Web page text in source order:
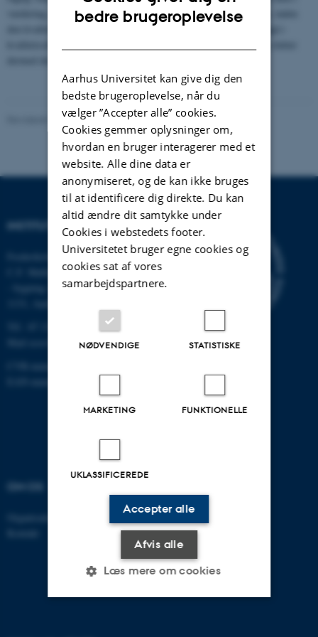
vurdering, kan du få adgang til at se og kommentere vurderingen, inden
den kvalitetssikres endeligt. Dine eventuelle kommentarer vil indgå i
Revideret 03.09.2024 Else Vihlborg Staalsen
INSTITUT FOR ECOSCIENCE
Frederiksborgvej 399, Roskilde
C.F. Møllers Allé,
- bygning 1110, 1120, 1130 &
OM OS
Roskilde
Aarhus 1110
Aarhus 1120
Aarhus 1130
ENGLISH
bedre brugeroplevelse
Aarhus Universitet kan give dig den
bedste brugeroplevelse, når du
vælger ”Accepter alle” cookies.
Cookies gemmer oplysninger om,
hvordan en bruger interagerer med et
website. Alle dine data er
anonymiseret, og de kan ikke bruges
til at identificere dig direkte. Du kan
altid ændre dit samtykke under
Cookies i webstedets footer.
Universitetet bruger egne cookies og
cookies sat af vores
samarbejdspartnere.
NØDVENDIGE STATISTISKE
MARKETING FUNKTIONELLE
UKLASSIFICEREDE
Accepter alle
Afvis alle
Læs mere om cookies